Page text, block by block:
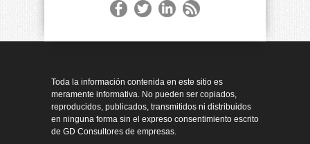
Toda la información contenida en este sitio es
meramente informativa. No pueden ser copiados,
reproducidos, publicados, transmitidos ni distribuidos
en ninguna forma sin el expreso consentimiento escrito
de GD Consultores de empresas.